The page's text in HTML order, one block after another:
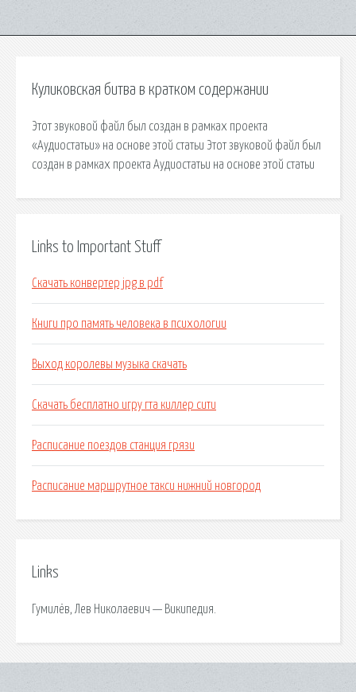
Куликовская битва в кратком содержании
Этот звуковой файл был создан в рамках проекта
«Аудиостатьи» на основе этой статьи Этот звуковой файл был
создан в рамках проекта Аудиостатьи на основе этой статьи
Links to Important Stuff
Скачать конвертер jpg в pdf
Книги про память человека в психологии
Выход королевы музыка скачать
Скачать бесплатно игру гта киллер сити
Расписание поездов станция грязи
Расписание маршрутное такси нижний новгород
Links
Гумилёв, Лев Николаевич — Википедия.